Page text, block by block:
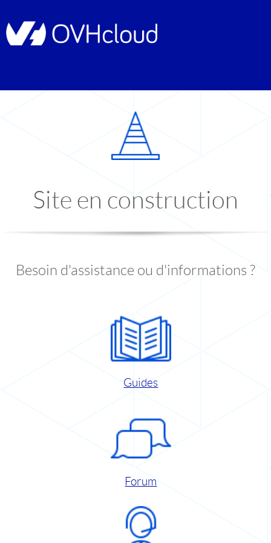
Site en construction
Besoin d'assistance ou d'informations ?
Guides
Forum